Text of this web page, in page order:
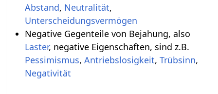
Abstand, Neutralität,
Unterscheidungsvermögen
Negative Gegenteile von Bejahung, also
Laster, negative Eigenschaften, sind z.B.
Pessimismus, Antriebslosigkeit, Trübsinn,
Negativität